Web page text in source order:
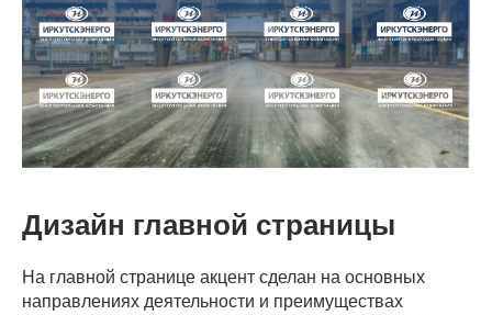
Дизайн главной страницы
На главной странице акцент сделан на основных
направлениях деятельности и преимуществах